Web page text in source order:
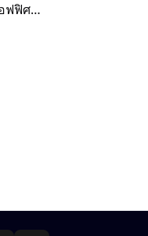
ให้เช่า OFFICE สำนักงาน ออฟฟิศ สนามบินน้ำ นนทบุรี ใกล้ MRT